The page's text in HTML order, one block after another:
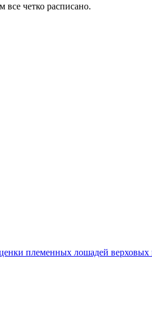
четко расписано.
племенных лошадей